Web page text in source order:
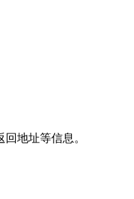
地址等信息。